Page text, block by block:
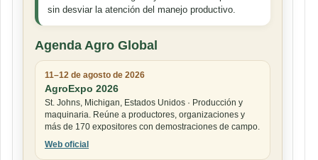
sin desviar la atención del manejo productivo.
Agenda Agro Global
11–12 de agosto de 2026
AgroExpo 2026
St. Johns, Michigan, Estados Unidos · Producción y
maquinaria. Reúne a productores, organizaciones y
más de 170 expositores con demostraciones de campo.
Web oficial